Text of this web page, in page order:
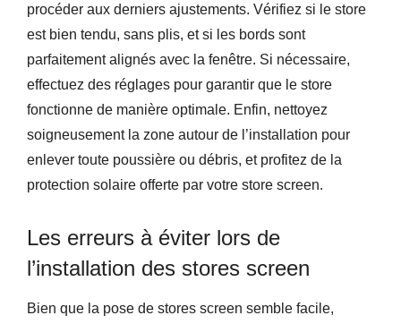
procéder aux derniers ajustements. Vérifiez si le store
est bien tendu, sans plis, et si les bords sont
parfaitement alignés avec la fenêtre. Si nécessaire,
effectuez des réglages pour garantir que le store
fonctionne de manière optimale. Enfin, nettoyez
soigneusement la zone autour de l’installation pour
enlever toute poussière ou débris, et profitez de la
protection solaire offerte par votre store screen.
Les erreurs à éviter lors de
l’installation des stores screen
Bien que la pose de stores screen semble facile,